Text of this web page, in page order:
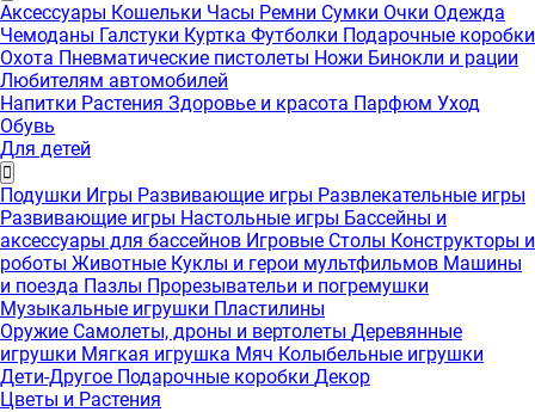
Аксессуары Кошельки Часы Ремни Сумки Очки Одежда
Чемоданы Галстуки Куртка Футболки Подарочные коробки
Охота Пневматические пистолеты Ножи Бинокли и рации
Любителям автомобилей
Напитки Растения Здоровье и красота Парфюм Уход
Обувь
Для детей
Подушки Игры Развивающие игры Развлекательные игры
Развивающие игры Настольные игры Бассейны и
аксессуары для бассейнов Игровые Столы Конструкторы и
роботы Животные Куклы и герои мультфильмов Машины
и поезда Пазлы Прорезывательи и погремушки
Музыкальные игрушки Пластилины
Оружие Самолеты, дроны и вертолеты Деревянные
игрушки Мягкая игрушка Мяч Колыбельные игрушки
Дети-Другое Подарочные коробки Декор
Цветы и Растения